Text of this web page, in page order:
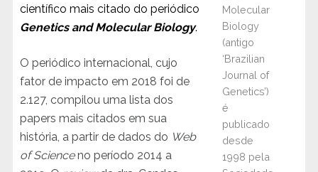
Molecular
Biology
(antigo
‘Brazilian
Journal of
Genetics’)
é
publicado
desde
1998 pela
científico mais citado do periódico
Genetics and Molecular Biology.
O periódico internacional, cujo
fator de impacto em 2018 foi de
2.127, compilou uma lista dos
papers mais citados em sua
história, a partir de dados do Web
of Scienceno período 2014 a